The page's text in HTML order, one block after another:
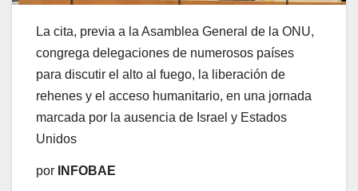
La cita, previa a la Asamblea General de la ONU,
congrega delegaciones de numerosos países
para discutir el alto al fuego, la liberación de
rehenes y el acceso humanitario, en una jornada
marcada por la ausencia de Israel y Estados
Unidos
por INFOBAE